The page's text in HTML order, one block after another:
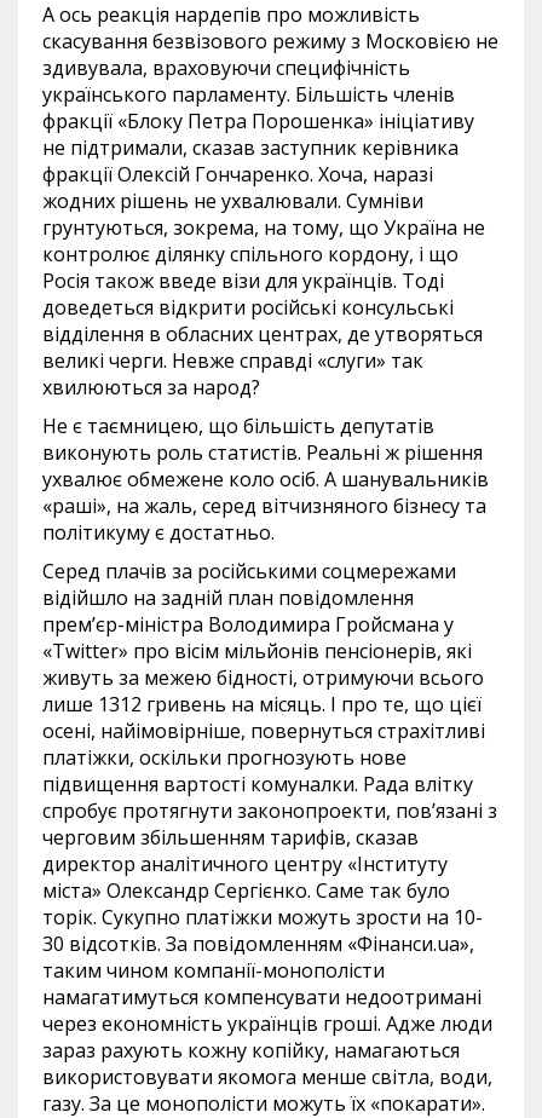
А ось реакція нардепів про можливість
скасування безвізового режиму з Московією не
здивувала, враховуючи специфічність
українського парламенту. Більшість членів
фракції «Блоку Петра Порошенка» ініціативу
не підтримали, сказав заступник керівника
фракції Олексій Гончаренко. Хоча, наразі
жодних рішень не ухвалювали. Сумніви
грунтуються, зокрема, на тому, що Україна не
контролює ділянку спільного кордону, і що
Росія також введе візи для українців. Тоді
доведеться відкрити російські консульські
відділення в обласних центрах, де утворяться
великі черги. Невже справді «слуги» так
хвилюються за народ?
Не є таємницею, що більшість депутатів
виконують роль статистів. Реальні ж рішення
ухвалює обмежене коло осіб. А шанувальників
«раші», на жаль, серед вітчизняного бізнесу та
політикуму є достатньо.
Серед плачів за російськими соцмережами
відійшло на задній план повідомлення
прем’єр-міністра Володимира Гройсмана у
«Twitter» про вісім мільйонів пенсіонерів, які
живуть за межею бідності, отримуючи всього
лише 1312 гривень на місяць. І про те, що цієї
осені, найімовірніше, повернуться страхітливі
платіжки, оскільки прогнозують нове
підвищення вартості комуналки. Рада влітку
спробує протягнути законопроекти, пов’язані з
черговим збільшенням тарифів, сказав
директор аналітичного центру «Інституту
міста» Олександр Сергієнко. Саме так було
торік. Сукупно платіжки можуть зрости на 10-
30 відсотків. За повідомленням «Фінанси.ua»,
таким чином компанії-монополісти
намагатимуться компенсувати недоотримані
через економність українців гроші. Адже люди
зараз рахують кожну копійку, намагаються
використовувати якомога менше світла, води,
газу. За це монополісти можуть їх «покарати».